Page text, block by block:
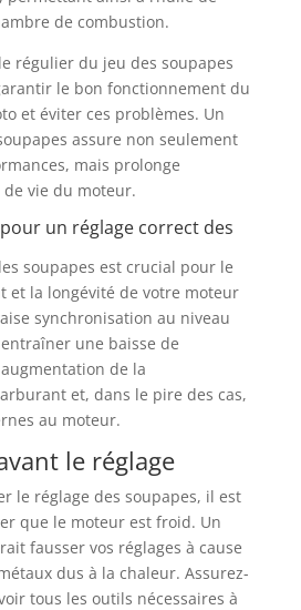
de combustion.
régulier du jeu des soupapes
le bon fonctionnement du
et éviter ces problèmes. Un
assure non seulement
mais prolonge
vie du moteur.
un réglage correct des
soupapes est crucial pour le
et la longévité de votre moteur
synchronisation au niveau
une baisse de
de la
et, dans le pire des cas,
au moteur.
le réglage
le réglage des soupapes, il est
que le moteur est froid. Un
fausser vos réglages à cause
dus à la chaleur. Assurez-
tous les outils nécessaires à